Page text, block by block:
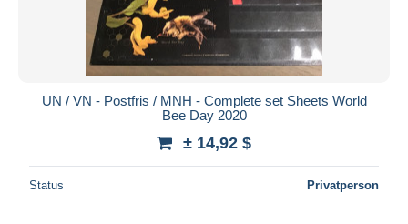
UN / VN - Postfris / MNH - Complete set Sheets World
Bee Day 2020
± 14,92 $
Status Privatperson